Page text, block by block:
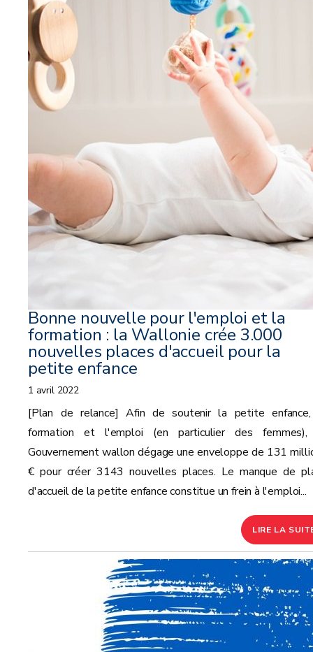
Bonne nouvelle pour l'emploi et la
formation : la Wallonie crée 3.000
nouvelles places d'accueil pour la
petite enfance
1 avril 2022
[Plan de relance] Afin de soutenir la petite
formation et l'emploi (en particulier des
Gouvernement wallon dégage une enveloppe de 131
€ pour créer 3143 nouvelles places. Le manque de
d'accueil de la petite enfance constitue un frein à l'emploi...
LIRE LA